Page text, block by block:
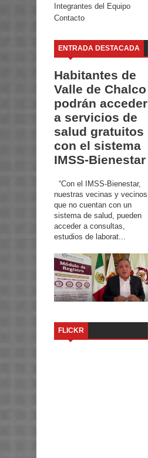
Integrantes del Equipo
Contacto
ENTRADA DESTACADA
Habitantes de
Valle de Chalco
podrán acceder
a servicios de
salud gratuitos
con el sistema
IMSS-Bienestar
“Con el IMSS-Bienestar,
nuestras vecinas y vecinos
que no cuentan con un
sistema de salud, pueden
acceder a consultas,
estudios de laborat...
FLICKR